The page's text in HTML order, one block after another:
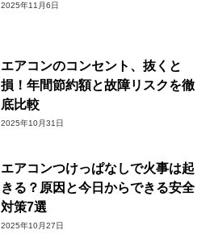
2025年11月6日
エアコンのコンセント、抜くと
損！年間節約額と故障リスクを徹
底比較
2025年10月31日
エアコンつけっぱなしで火事は起
きる？原因と今日からできる安全
対策7選
2025年10月27日